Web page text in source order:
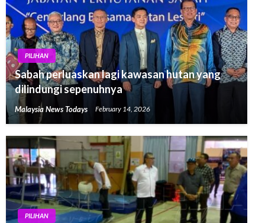
PILIHAN
Sabah perluaskan lagi kawasan hutan yang
dilindungi sepenuhnya
Malaysia News Todays February 14, 2026
PILIHAN